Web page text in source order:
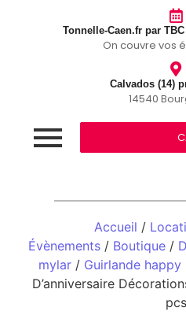
Tonnelle-Caen.fr par
On couvre vos
Calvados (14)
14540
Accueil /
Évènements / Boutique /
mylar / Guirlande
D’anniversaire
pcs